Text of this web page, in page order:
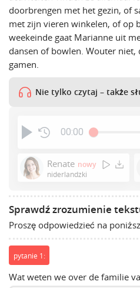
doorbrengen met het gezin, of
met zijn vieren winkelen, of op
weekeinde gaat Marianne uit
dansen of bowlen. Wouter
gamen.
Nie tylko czytaj – także
00:00
Renate nowy
niderlandzki
Sprawdź zrozumienie
Proszę odpowiedzieć na
pytanie 1:
Wat weten we over de familie